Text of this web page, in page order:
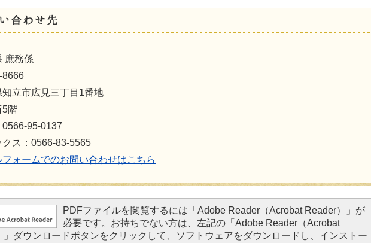
庶務係
8666
知立市広見三丁目1番地
5階
0566-95-0137
クス：0566-83-5565
フォームでのお問い合わせはこちら
PDFファイルを閲覧するには「Adobe Reader（Acrobat Reader）」が
必要です。お持ちでない方は、左記の「Adobe Reader（Acrobat
」ダウンロードボタンをクリックして、ソフトウェアをダウンロードし、インストー